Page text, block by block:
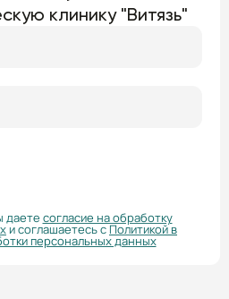
клинику "Витязь"
даете согласие на обработку
и соглашаетесь сПолитикой в
персональных данных